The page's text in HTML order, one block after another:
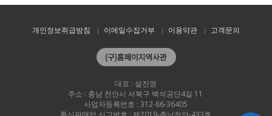
개인정보취급방침 이메일수집거부 이용약관 고객문의
대표 : 설진영
주소 : 충남 천안시 서북구 백석공단4길 11
사업자등록번호 : 312-86-36405